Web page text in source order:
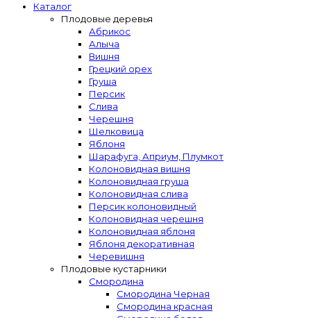
Каталог
Плодовые деревья
Абрикос
Алыча
Вишня
Грецкий орех
Груша
Персик
Слива
Черешня
Шелковица
Яблоня
Шарафуга, Априум, Плумкот
Колоновидная вишня
Колоновидная груша
Колоновидная слива
Персик колоновидный
Колоновидная черешня
Колоновидная яблоня
Яблоня декоративная
Черевишня
Плодовые кустарники
Смородина
Смородина Черная
Смородина красная